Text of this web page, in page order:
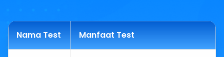
Nama Test Manfaat Test